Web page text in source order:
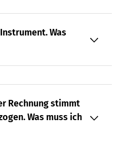
Was
Rechnung stimmt
Was muss ich